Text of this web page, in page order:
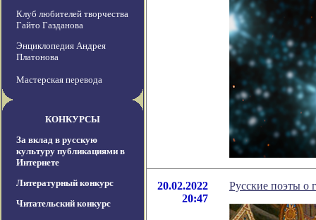
Клуб любителей творчества
Гайто Газданова
Энциклопедия Андрея
Платонова
Мастерская перевода
КОНКУРСЫ
За вклад в русскую
культуру публикациями в
Интернете
Литературный конкурс
Читательский конкурс
20.02.2022
20:47
Русские поэты о